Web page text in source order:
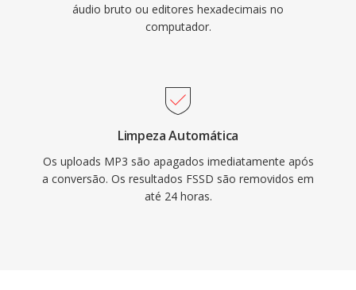
áudio bruto ou editores hexadecimais no
computador.
Limpeza Automática
Os uploads MP3 são apagados imediatamente após
a conversão. Os resultados FSSD são removidos em
até 24 horas.